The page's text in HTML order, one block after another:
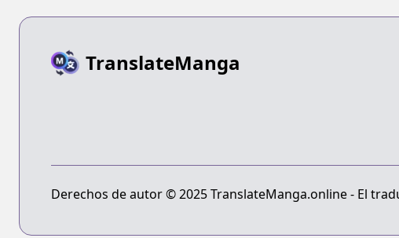
TranslateManga
Derechos de autor © 2025 TranslateManga.online - El